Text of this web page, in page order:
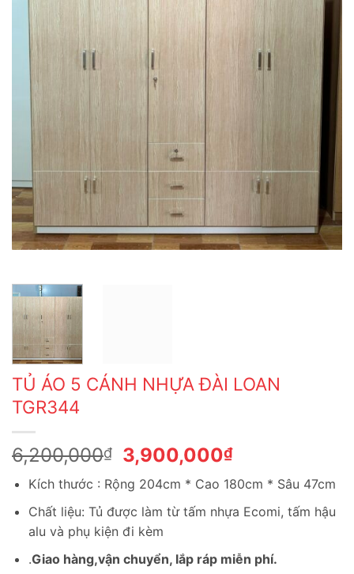
TỦ ÁO 5 CÁNH NHỰA ĐÀI LOAN
TGR344
6,200,000₫
Giá
gốc
là:
6,200,000₫.
3,900,000₫Giá
hiện
tại
là:
Kích thước : Rộng 204cm * Cao 180cm * Sâu 47cm
Chất liệu: Tủ được làm từ tấm nhựa Ecomi, tấm hậu
alu và phụ kiện đi kèm
.Giao hàng,vận chuyển, lắp ráp miễn phí.